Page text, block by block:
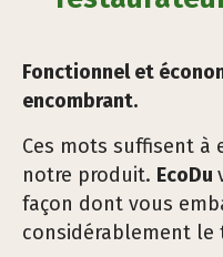
Fonctionnel et
encombrant.
Ces mots suffisent à
notre produit. EcoDu
façon dont vous
considérablement